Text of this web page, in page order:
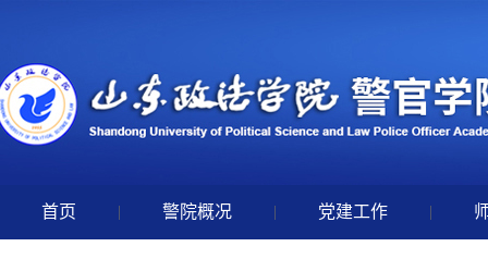
首页 | 警院概况 | 党建工作 |